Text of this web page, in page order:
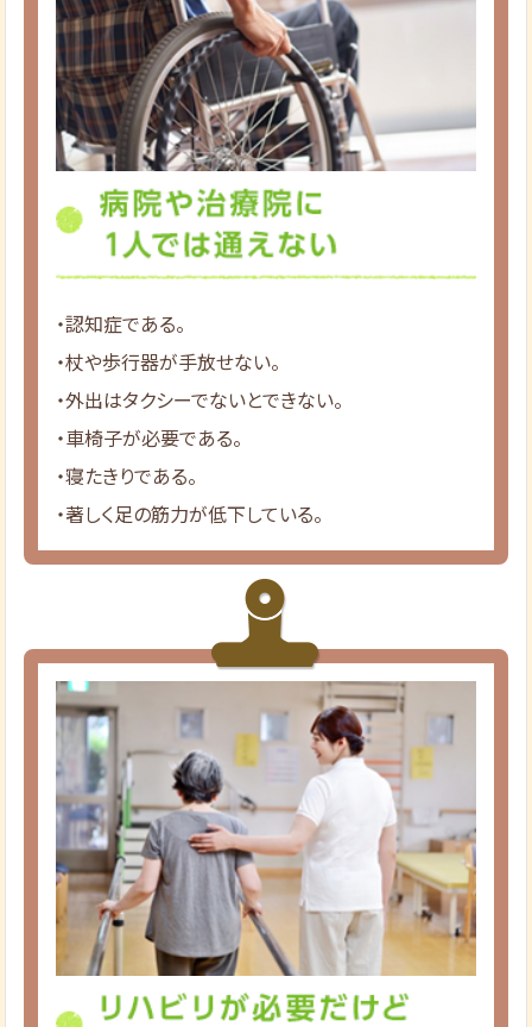
・認知症である。
・杖や歩行器が手放せない。
・外出はタクシーでないとできない。
・車椅子が必要である。
・寝たきりである。
・著しく足の筋力が低下している。